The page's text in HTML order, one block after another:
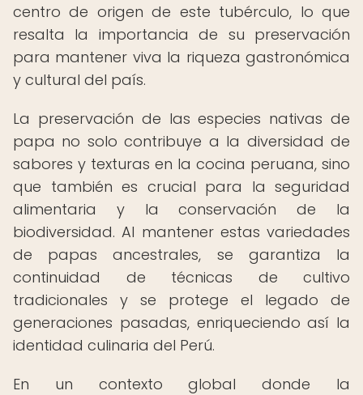
centro de origen de este tubérculo, lo que
resalta la importancia de su preservación
para mantener viva la riqueza gastronómica
y cultural del país.
La preservación de las especies nativas de
papa no solo contribuye a la diversidad de
sabores y texturas en la cocina peruana, sino
que también es crucial para la seguridad
alimentaria y la conservación de la
biodiversidad. Al mantener estas variedades
de papas ancestrales, se garantiza la
continuidad de técnicas de cultivo
tradicionales y se protege el legado de
generaciones pasadas, enriqueciendo así la
identidad culinaria del Perú.
En un contexto global donde la